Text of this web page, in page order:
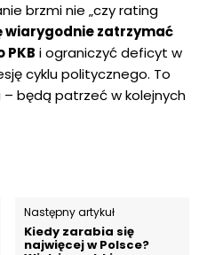
brzmi nie „czy rating
wiarygodnie zatrzymać
PKB i ograniczyć deficyt w
cyklu politycznego. To
– będą patrzeć w kolejnych
Następny artykuł
Kiedy zarabia się
najwięcej w Polsce?